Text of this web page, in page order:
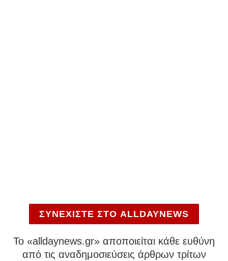
ΣΥΝΕΧΙΣΤΕ ΣΤΟ ALLDAYNEWS
To «alldaynews.gr» αποποιείται κάθε ευθύνη
από τις αναδημοσιεύσεις άρθρων τρίτων